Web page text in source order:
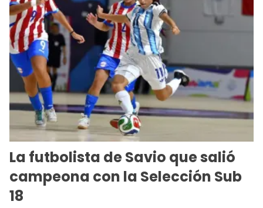
La futbolista de Savio que salió
campeona con la Selección Sub
18